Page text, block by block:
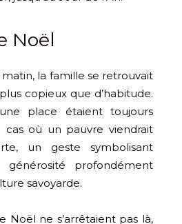
Noël
la famille se retrouvait
copieux que d’habitude.
place étaient toujours
cas où un pauvre viendrait
un geste symbolisant
générosité profondément
savoyarde.
Noël ne s’arrêtaient pas là,